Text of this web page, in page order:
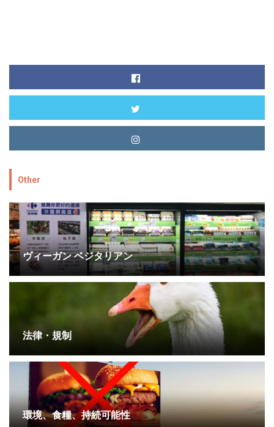
Other
ヴィーガン ベジタリアン
法律・規制
環境、食糧、持続可能性